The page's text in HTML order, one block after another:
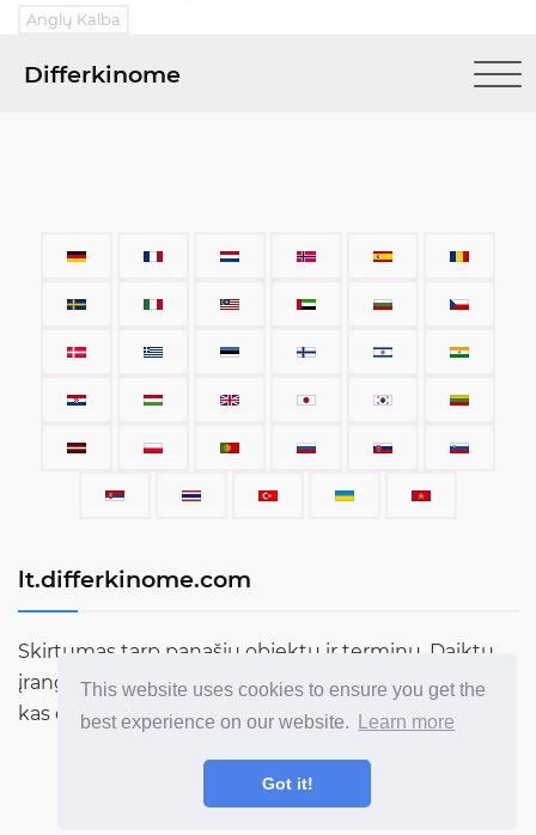
This website uses cookies to ensure you get the
best experience on our website.
Learn more
Got it!
Anglų Kalba
Differkinome
lt.differkinome.com
Skirtumas tarp panašių objektų ir terminų. Daiktų,
įrangos, automobilių, terminų, žmonių ir viso kito,
kas egzistuoja šiame pasaulyje, palyginimas.